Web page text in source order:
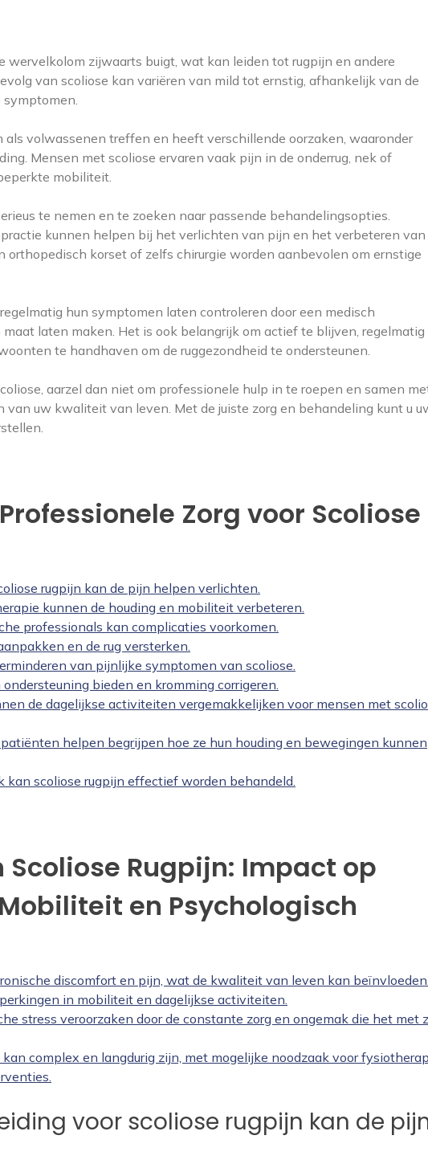
wervelkolom zijwaarts buigt, wat kan leiden tot rugpijn en andere
van scoliose kan variëren van mild tot ernstig, afhankelijk van de
volwassenen treffen en heeft verschillende oorzaken, waaronder
Mensen met scoliose ervaren vaak pijn in de onderrug, nek of
mobiliteit.
te nemen en te zoeken naar passende behandelingsopties.
kunnen helpen bij het verlichten van pijn en het verbeteren van
orthopedisch korset of zelfs chirurgie worden aanbevolen om ernstige
hun symptomen laten controleren door een medisch
laten maken. Het is ook belangrijk om actief te blijven, regelmatig
te handhaven om de ruggezondheid te ondersteunen.
aarzel dan niet om professionele hulp in te roepen en samen
uw kwaliteit van leven. Met de juiste zorg en behandeling kunt u
Zorg voor Scoliose
rugpijn kan de pijn helpen verlichten.
kunnen de houding en mobiliteit verbeteren.
professionals kan complicaties voorkomen.
en de rug versterken.
van pijnlijke symptomen van scoliose.
bieden en kromming corrigeren.
de dagelijkse activiteiten vergemakkelijken voor mensen met
patiënten helpen begrijpen hoe ze hun houding en bewegingen kunnen
scoliose rugpijn effectief worden behandeld.
Scoliose Rugpijn: Impact op
en Psychologisch
discomfort en pijn, wat de kwaliteit van leven kan beïnvloeden.
in mobiliteit en dagelijkse activiteiten.
stress veroorzaken door de constante zorg en ongemak die het met
complex en langdurig zijn, met mogelijke noodzaak voor
voor scoliose rugpijn kan de